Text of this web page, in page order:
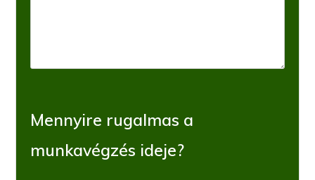
Mennyire rugalmas a
munkavégzés ideje?